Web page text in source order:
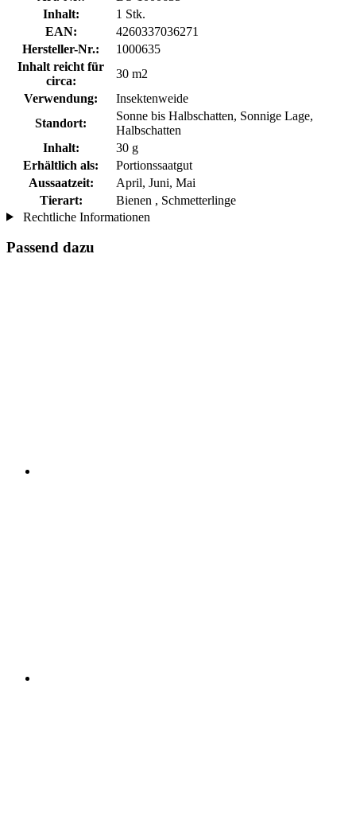
Inhalt:
1 Stk.
EAN:
4260337036271
Hersteller-Nr.:
1000635
Inhalt reicht für
circa:
30 m2
Verwendung:
Insektenweide
Standort:
Sonne bis Halbschatten, Sonnige Lage,
Halbschatten
Inhalt:
30 g
Erhältlich als:
Portionssaatgut
Aussaatzeit:
April, Juni, Mai
Tierart:
Bienen , Schmetterlinge
Rechtliche Informationen
Passend dazu